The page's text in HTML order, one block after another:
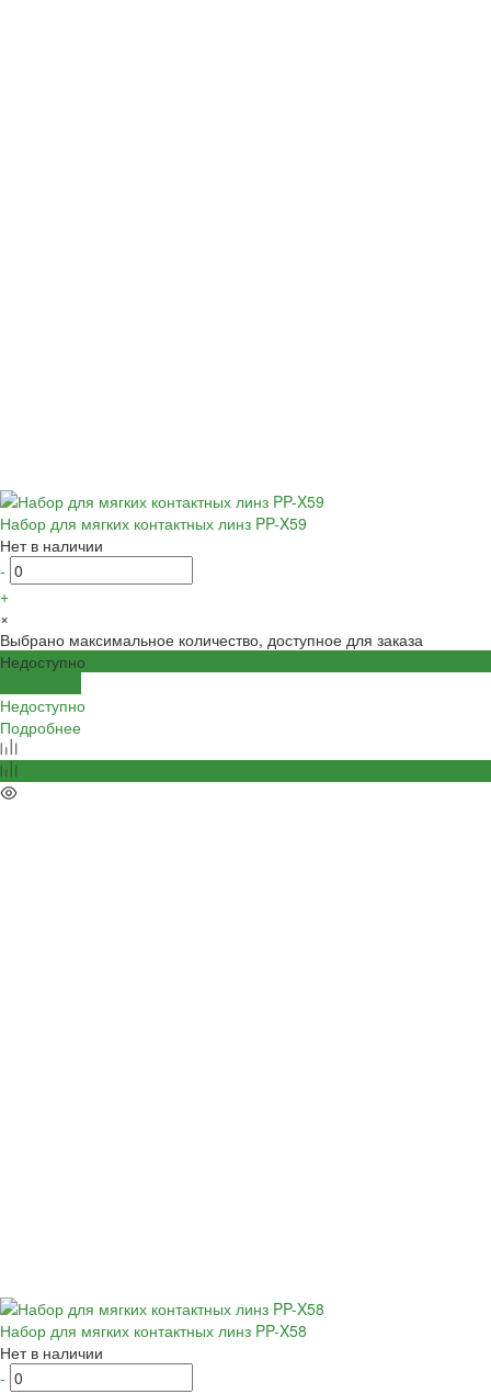
Набор для мягких контактных линз PP-X59
Нет в наличии
-
+
×
Выбрано максимальное количество, доступное для заказа
Недоступно
Недоступно
Подробнее
Набор для мягких контактных линз PP-X58
Нет в наличии
-